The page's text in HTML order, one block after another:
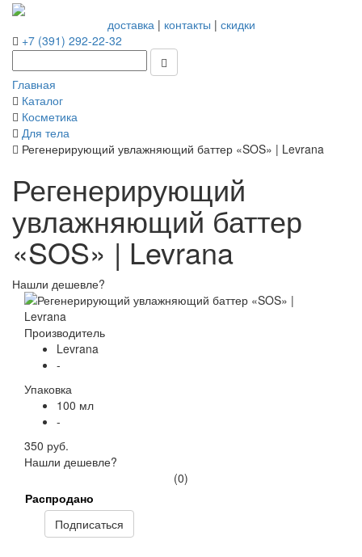
доставка| контакты | скидки
+7 (391) 292-22-32
Главная
Каталог
Косметика
Для тела
Регенерирующий увлажняющий баттер «SOS» | Levrana
Регенерирующий
увлажняющий баттер
«SOS» | Levrana
Нашли дешевле?
Производитель
Levrana
-
Упаковка
100 мл
-
350 руб.
Нашли дешевле?
(0)
Распродано
Подписаться